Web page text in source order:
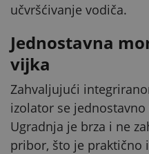
učvršćivanje vodiča.
Jednostavna
vijka
Zahvaljujući
izolator se
Ugradnja je brza i ne
pribor, što je praktično